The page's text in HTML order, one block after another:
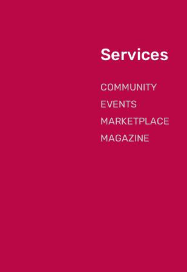
Services
COMMUNITY
EVENTS
MARKETPLACE
MAGAZINE